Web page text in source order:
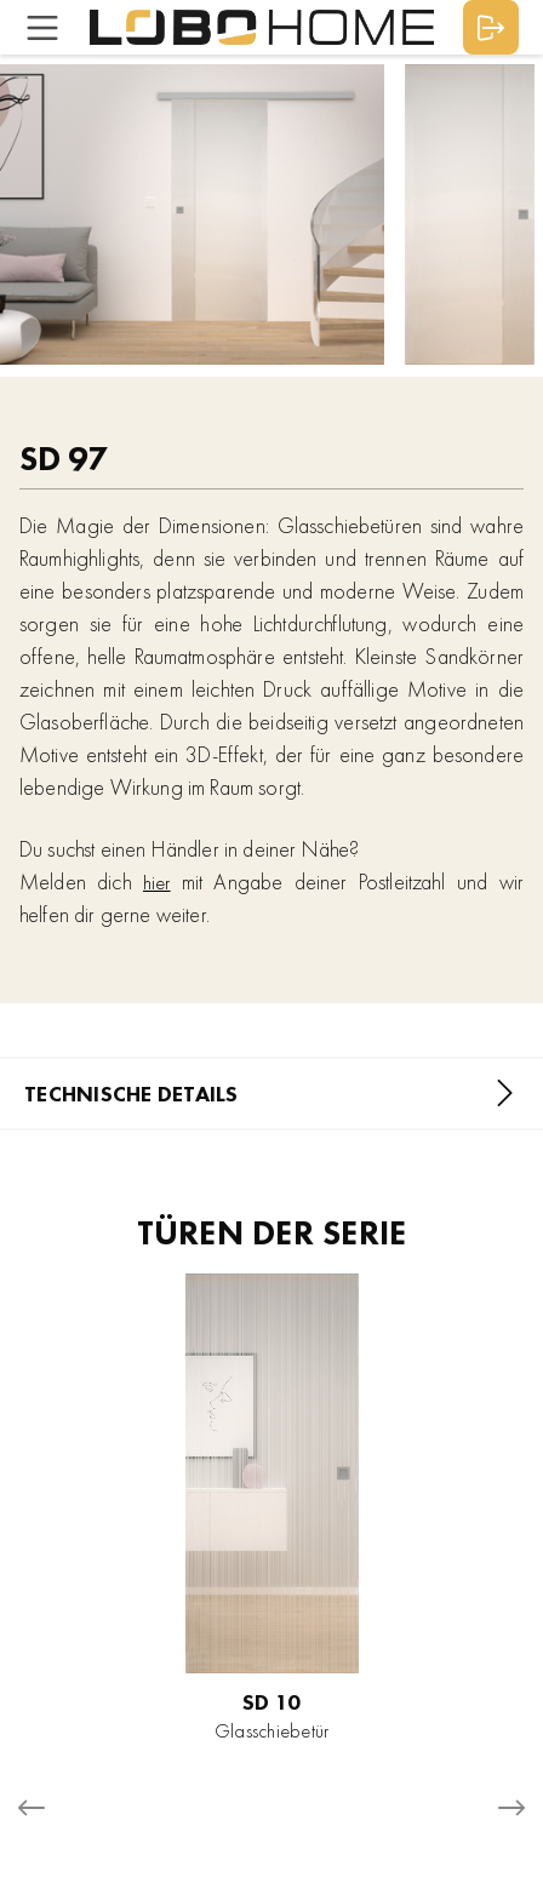
SD 97
Die Magie der Dimensionen: Glasschiebetüren sind wahre
Raumhighlights, denn sie verbinden und trennen Räume auf
eine besonders platzsparende und moderne Weise. Zudem
sorgen sie für eine hohe Lichtdurchflutung, wodurch eine
offene, helle Raumatmosphäre entsteht. Kleinste Sandkörner
zeichnen mit einem leichten Druck auffällige Motive in die
Glasoberfläche. Durch die beidseitig versetzt angeordneten
Motive entsteht ein 3D-Effekt, der für eine ganz besondere
lebendige Wirkung im Raum sorgt.
Du suchst einen Händler in deiner Nähe?
Melden dich hier mit Angabe deiner Postleitzahl und wir
helfen dir gerne weiter.
TECHNISCHE DETAILS
TÜREN DER SERIE
SD 10
Glasschiebetür